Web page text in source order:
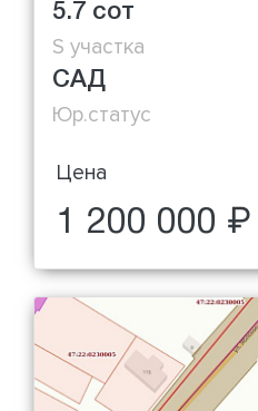
5.7 сот
S участка
САД
Юр.статус
Цена
1 200 000 ₽